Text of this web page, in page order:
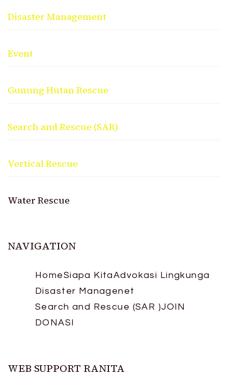
Disaster Management
Event
Gunung Hutan Rescue
Search and Rescue (SAR)
Vertical Rescue
Water Rescue
NAVIGATION
HomeSiapa KitaAdvokasi Lingkunga
Disaster Managenet
Search and Rescue (SAR )JOIN
DONASI
WEB SUPPORT RANITA